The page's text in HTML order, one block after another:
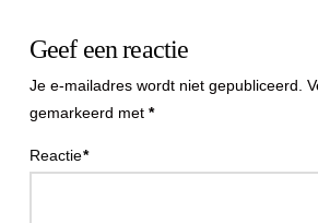
Geef een reactie
Je e-mailadres wordt niet gepubliceerd.
gemarkeerd met *
Reactie*